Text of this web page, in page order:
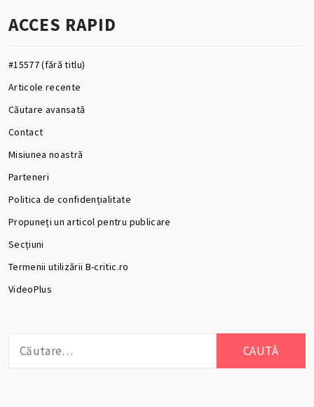
ACCES RAPID
#15577 (fără titlu)
Articole recente
Căutare avansată
Contact
Misiunea noastră
Parteneri
Politica de confidențialitate
Propuneți un articol pentru publicare
Secțiuni
Termenii utilizării B-critic.ro
VideoPlus
după: